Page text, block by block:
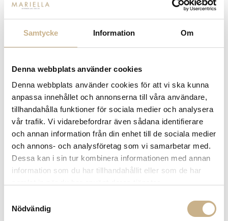
Samtycke Information Om
Denna webbplats använder cookies
Denna webbplats använder cookies för att vi ska kunna
anpassa innehållet och annonserna till våra användare,
tillhandahålla funktioner för sociala medier och analysera
vår trafik. Vi vidarebefordrar även sådana identifierare
och annan information från din enhet till de sociala medier
och annons- och analysföretag som vi samarbetar med.
Dessa kan i sin tur kombinera informationen med annan
information som du har tillhandahållit eller som de har
Nödvändig
nyhetsbrev
Hämta i butik
FRÅGA OSS OM PRODUKTEN
BESKRIVNING